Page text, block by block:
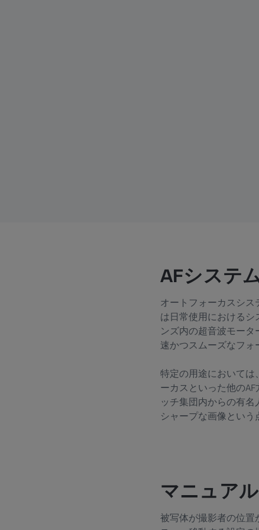
AFシステ
オートフォーカスシ
は日常使用におけるシ
ンズ内の超音波モータ
速かつスムーズなフォ
特定の用途においては
ーカスといった他の
ッチ集団内からの有
シャープな画像という
マニュア
被写体が撮影者の位置